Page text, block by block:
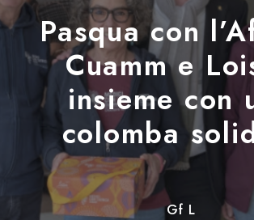
CONTATTI
CLUB
STORE
RICERCA
Pasqua con
Cuamm e
insieme con
colomba
Gf L